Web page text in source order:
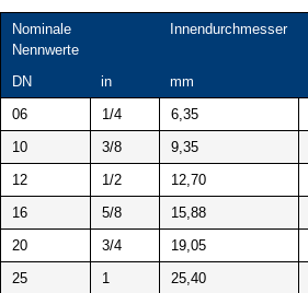
Nominale
Nennwerte
Innendurchmesser
DN
in mm
06
1/4 6,35
10
3/8 9,35
12
1/2 12,70
16
5/8 15,88
20
3/4 19,05
25
1 25,40